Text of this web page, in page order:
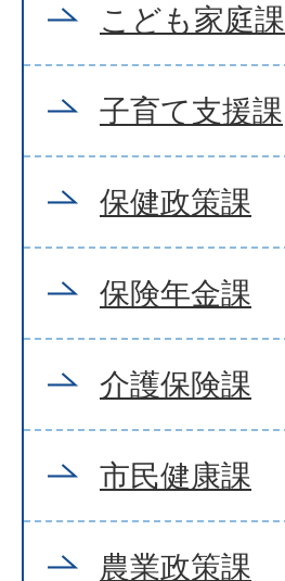
こども家庭課
子育て支援課
保健政策課
保険年金課
介護保険課
市民健康課
農業政策課